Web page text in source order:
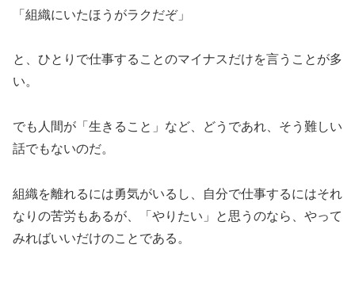
「組織にいたほうがラクだぞ」
と、ひとりで仕事することのマイナスだけを言うことが多
い。
でも人間が「生きること」など、どうであれ、そう難しい
話でもないのだ。
組織を離れるには勇気がいるし、自分で仕事するにはそれ
なりの苦労もあるが、「やりたい」と思うのなら、やって
みればいいだけのことである。